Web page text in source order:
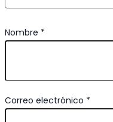
Nombre *
Correo electrónico *